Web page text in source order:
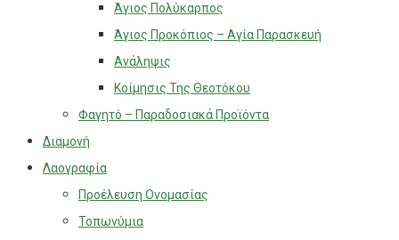
Άγιος Πολύκαρπος
Άγιος Προκόπιος – Αγία Παρασκευή
Ανάληψις
Κοίμησις Της Θεοτόκου
Φαγητό – Παραδοσιακά Προϊόντα
Διαμονή
Λαογραφία
Προέλευση Ονομασίας
Τοπωνύμια